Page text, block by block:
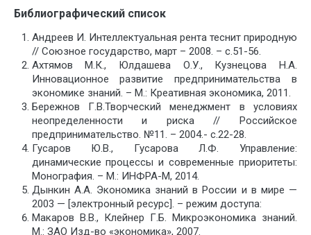
Библиографический список
Андреев И. Интеллектуальная рента теснит природную
// Союзное государство, март – 2008. – с.51-56.
Ахтямов М.К., Юлдашева О.У., Кузнецова Н.А.
Инновационное развитие предпринимательства в
экономике знаний. – М.: Креативная экономика, 2011.
Бережнов Г.В.Творческий менеджмент в условиях
неопределенности и риска // Российское
предпринимательство. №11. – 2004.- с.22-28.
Гусаров Ю.В., Гусарова Л.Ф. Управление:
динамические процессы и современные приоритеты:
Монография. – М.: ИНФРА-М, 2014.
Дынкин А.А. Экономика знаний в России и в мире —
2003 — [электронный ресурс]. – режим доступа:
Макаров В.В., Клейнер Г.Б. Микроэкономика знаний.
М.: ЗАО Изд-во «экономика», 2007.